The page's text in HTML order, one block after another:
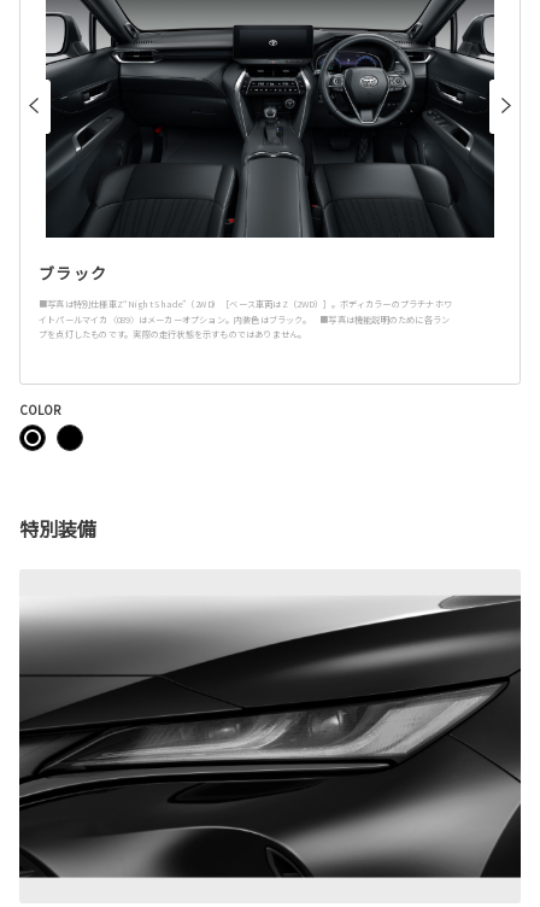
ブラック
■写真は特別仕様車Z“Night Shade”（2WD）［ベース車両はZ（2WD）］。ボディカラーのプラチナホワ
イトパールマイカ〈089〉はメーカーオプション。内装色はブラック。 ■写真は機能説明のために各ラン
プを点灯したものです。実際の走行状態を示すものではありません。
COLOR
特別装備